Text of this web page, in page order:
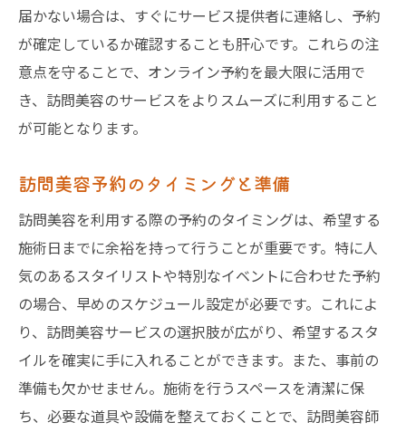
届かない場合は、すぐにサービス提供者に連絡し、予約
が確定しているか確認することも肝心です。これらの注
意点を守ることで、オンライン予約を最大限に活用で
き、訪問美容のサービスをよりスムーズに利用すること
が可能となります。
訪問美容予約のタイミングと準備
訪問美容を利用する際の予約のタイミングは、希望する
施術日までに余裕を持って行うことが重要です。特に人
気のあるスタイリストや特別なイベントに合わせた予約
の場合、早めのスケジュール設定が必要です。これによ
り、訪問美容サービスの選択肢が広がり、希望するスタ
イルを確実に手に入れることができます。また、事前の
準備も欠かせません。施術を行うスペースを清潔に保
ち、必要な道具や設備を整えておくことで、訪問美容師